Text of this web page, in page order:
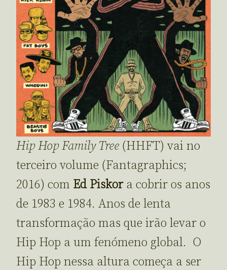
Hip Hop Family Tree (HHFT) vai no
terceiro volume (Fantagraphics;
2016) com Ed Piskora cobrir os anos
de 1983 e 1984. Anos de lenta
transformação mas que irão levar o
Hip Hop a um fenómeno global. O
Hip Hop nessa altura começa a ser